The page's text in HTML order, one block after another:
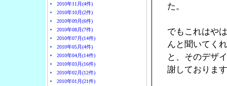
2010年11月(4件)
2010年10月(2件)
2010年09月(6件)
2010年08月(7件)
2010年07月(14件)
2010年05月(4件)
2010年04月(14件)
2010年03月(16件)
2010年02月(12件)
2010年01月(21件)
た。
でもこれはや
んと聞いてく
と、そのデザ
謝しておりま